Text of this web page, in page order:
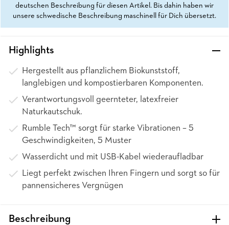
deutschen Beschreibung für diesen Artikel. Bis dahin haben wir
unsere schwedische Beschreibung maschinell für Dich übersetzt.
Highlights
Hergestellt aus pflanzlichem Biokunststoff,
langlebigen und kompostierbaren Komponenten.
Verantwortungsvoll geernteter, latexfreier
Naturkautschuk.
Rumble Tech™ sorgt für starke Vibrationen – 5
Geschwindigkeiten, 5 Muster
Wasserdicht und mit USB-Kabel wiederaufladbar
Liegt perfekt zwischen Ihren Fingern und sorgt so für
pannensicheres Vergnügen
Beschreibung